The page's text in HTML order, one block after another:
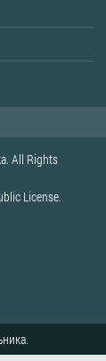
All Rights
License.